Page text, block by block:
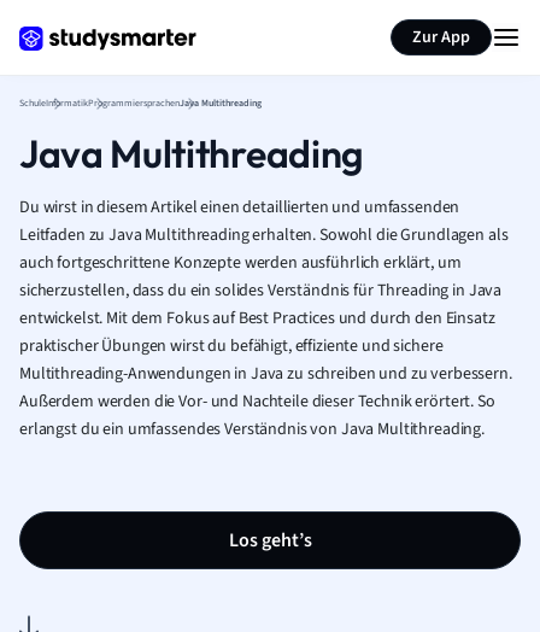
Zur App
SchuleInformatikProgrammiersprachenJava Multithreading
Java Multithreading
Du wirst in diesem Artikel einen detaillierten und umfassenden
Leitfaden zu Java Multithreading erhalten. Sowohl die Grundlagen als
auch fortgeschrittene Konzepte werden ausführlich erklärt, um
sicherzustellen, dass du ein solides Verständnis für Threading in Java
entwickelst. Mit dem Fokus auf Best Practices und durch den Einsatz
praktischer Übungen wirst du befähigt, effiziente und sichere
Multithreading-Anwendungen in Java zu schreiben und zu verbessern.
Außerdem werden die Vor- und Nachteile dieser Technik erörtert. So
erlangst du ein umfassendes Verständnis von Java Multithreading.
Los geht’s
Seite zusammenfassen